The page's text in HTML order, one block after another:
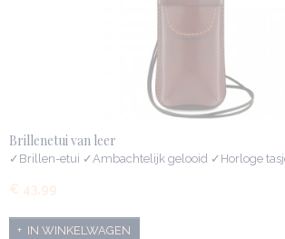
Brillenetui van leer
✓Brillen-etui ✓Ambachtelijk gelooid ✓Horloge
€ 43,99
IN WINKELWAGEN